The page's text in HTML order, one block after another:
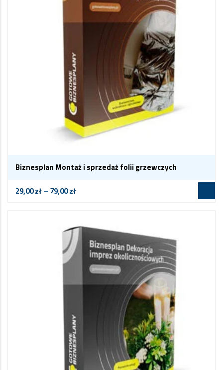
Biznesplan Montaż i sprzedaż folii grzewczych
29,00zł– 79,00zł